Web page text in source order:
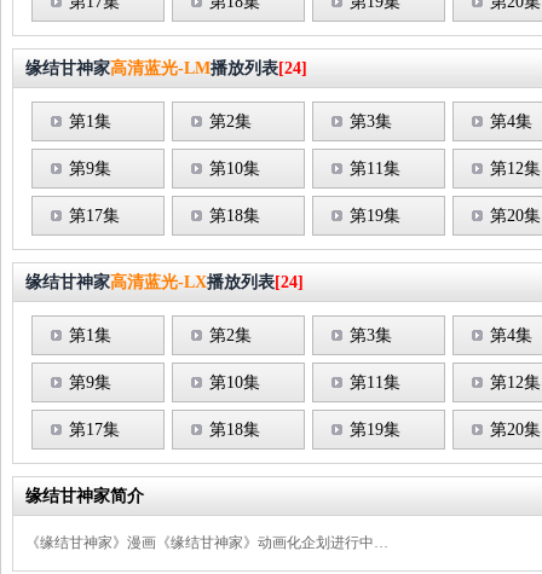
缘结甘神家高清蓝光-LM播放列表[24]
第1集 第2集 第3集 第4集
第9集 第10集 第11集 第12集
第17集 第18集 第19集 第20集
缘结甘神家高清蓝光-LX播放列表[24]
第1集 第2集 第3集 第4集
第9集 第10集 第11集 第12集
第17集 第18集 第19集 第20集
缘结甘神家简介
《缘结甘神家》漫画《缘结甘神家》动画化企划进行中…